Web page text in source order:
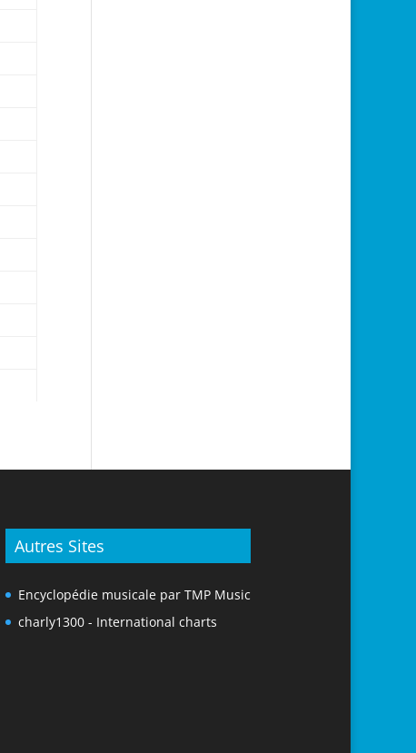
Autres Sites
Encyclopédie musicale par TMP Music
charly1300 - International charts